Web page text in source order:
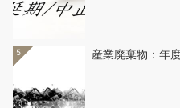
5 産業廃棄物：年